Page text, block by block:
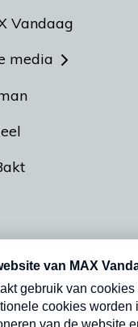
Vandaag
media
vrijdag- en